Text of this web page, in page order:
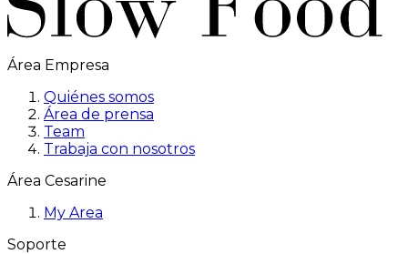
Área Empresa
Quiénes somos
Área de prensa
Team
Trabaja con nosotros
Área Cesarine
My Area
Soporte